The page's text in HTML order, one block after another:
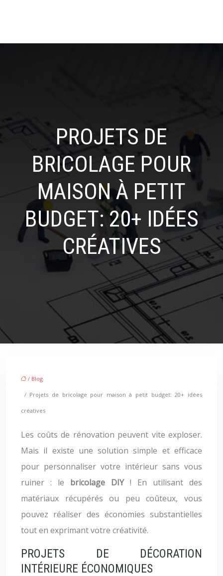
PROJETS DE
BRICOLAGE POUR
MAISON À PETIT
BUDGET: 20+ IDÉES
CRÉATIVES
/ Blog
/ Projets de bricolage pour maison à petit budget: 20+ idées
créatives
Les coûts de rénovation peuvent vite exploser.
Mais il existe une solution simple et efficace
pour personnaliser votre intérieur sans vous
ruiner : le bricolage DIY ! En utilisant des
matériaux récupérés ou peu coûteux, vous
pouvez réaliser des économies substantielles
tout en exprimant votre créativité.
PROJETS DE DÉCORATION
INTÉRIEURE ÉCONOMIQUES